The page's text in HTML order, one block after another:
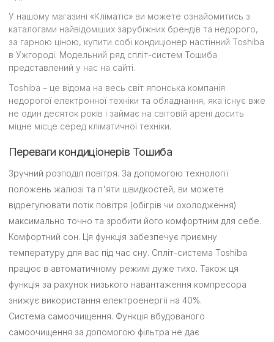
У нашому магазині «Кліматіс» ви можете ознайомитись з
каталогами найвідоміших зарубіжних брендів та недорого,
за гарною ціною, купити собі кондиціонер настінний Toshiba
в Ужгороді. Модельний ряд спліт-систем Тошиба
представлений у нас на сайті.
Toshiba – це відома на весь світ японська компанія
недорогої електронної техніки та обладнання, яка існує вже
не один десяток років і займає на світовій арені досить
міцне місце серед кліматичної техніки.
Переваги кондиціонерів Тошиба
Зручний розподіл повітря. За допомогою технології
положень жалюзі та п'яти швидкостей, ви можете
відрегулювати потік повітря (обігрів чи охолодження)
максимально точно та зробити його комфортним для себе.
Комфортний сон. Ця функція забезпечує приємну
температуру для вас під час сну. Спліт-система Toshiba
працює в автоматичному режимі дуже тихо. Також ця
функція за рахунок низького навантаження компресора
знижує використання електроенергії на 40%.
Система самоочищення. Функція вбудованого
самоочищення за допомогою фільтра не дає